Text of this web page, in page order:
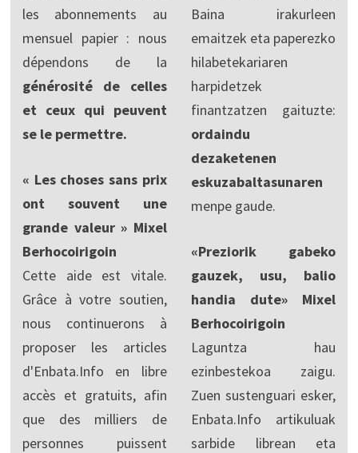
les abonnements au
mensuel papier : nous
dépendons de la
générosité de celles
et ceux qui peuvent
se le permettre.
« Les choses sans prix
ont souvent une
grande valeur » Mixel
Berhocoirigoin
Cette aide est vitale.
Grâce à votre soutien,
nous continuerons à
proposer les articles
d'Enbata.Info en libre
accès et gratuits, afin
que des milliers de
personnes puissent
Baina irakurleen
emaitzek eta paperezko
hilabetekariaren
harpidetzek
finantzatzen gaituzte:
ordaindu
dezaketenen
eskuzabaltasunaren
menpe gaude.
«Preziorik gabeko
gauzek, usu, balio
handia dute» Mixel
Berhocoirigoin
Laguntza hau
ezinbestekoa zaigu.
Zuen sustenguari esker,
Enbata.Info artikuluak
sarbide librean eta